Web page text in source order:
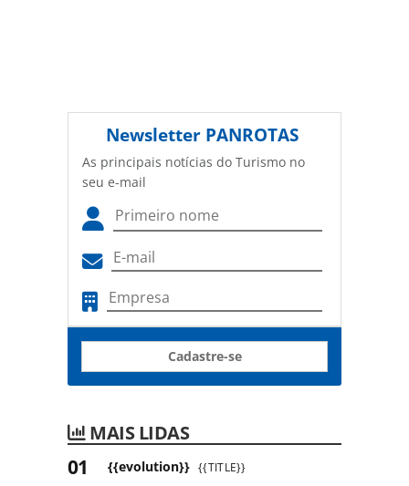
Newsletter PANROTAS
As principais notícias do Turismo no
seu e-mail
Cadastre-se
MAIS LIDAS
{{evolution}} {{TITLE}}